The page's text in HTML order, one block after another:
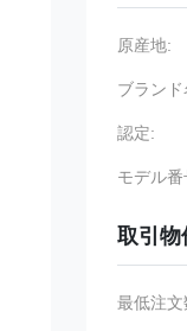
原産地:
ブランド
認定:
モデル番
取引物
最低注文